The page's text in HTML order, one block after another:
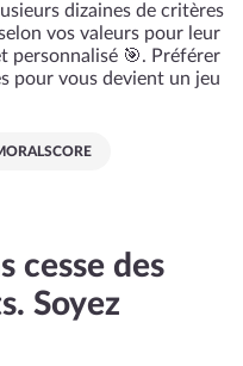
dizaines de critères
vos valeurs pour leur
personnalisé 🎯. Préférer
pour vous devient un jeu
cesse des
Soyez